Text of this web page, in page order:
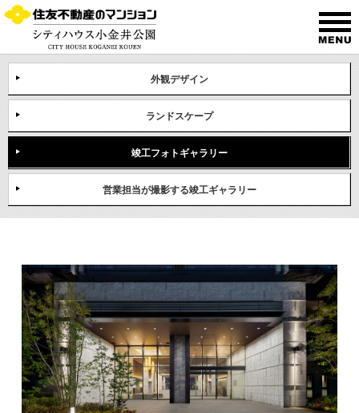
外観デザイン
ランドスケープ
竣工フォトギャラリー
営業担当が撮影する竣工ギャラリー